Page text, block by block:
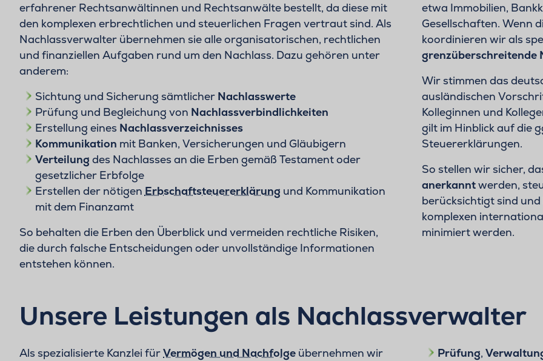
erfahrener Rechtsanwältinnen und Rechtsanwälte bestellt, da diese mit
den komplexen erbrechtlichen und steuerlichen Fragen vertraut sind. Als
Nachlassverwalter übernehmen sie alle organisatorischen, rechtlichen
und finanziellen Aufgaben rund um den Nachlass. Dazu gehören unter
anderem:
Sichtung und Sicherung sämtlicher Nachlasswerte
Prüfung und Begleichung von Nachlassverbindlichkeiten
Erstellung eines Nachlassverzeichnisses
Kommunikation mit Banken, Versicherungen und Gläubigern
Verteilung des Nachlasses an die Erben gemäß Testament oder
gesetzlicher Erbfolge
Erstellen der nötigen Erbschaftsteuererklärung und Kommunikation
mit dem Finanzamt
So behalten die Erben den Überblick und vermeiden rechtliche Risiken,
die durch falsche Entscheidungen oder unvollständige Informationen
entstehen können.
etwa Immobilien,
Gesellschaften. Wenn
koordinieren wir als
grenzüberschreitende
Wir stimmen das
ausländischen
Kolleginnen und
gilt im Hinblick auf die
Steuererklärungen.
So stellen wir sicher,
anerkanntwerden,
berücksichtigt sind
komplexen
minimiert werden.
Unsere Leistungen als Nachlassverwalter
Als spezialisierte Kanzlei fürVermögen und Nachfolge übernehmen wir
Prüfung,